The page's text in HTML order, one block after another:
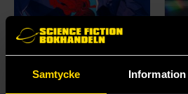
Samtycke Information